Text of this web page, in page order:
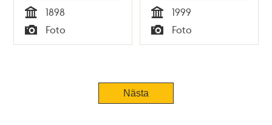
Idrottsparken, med
utsikt över
Liljeholmen, Årsta
Tid
1898
Typ
Foto Tid
1999
Typ
Foto
Nästa